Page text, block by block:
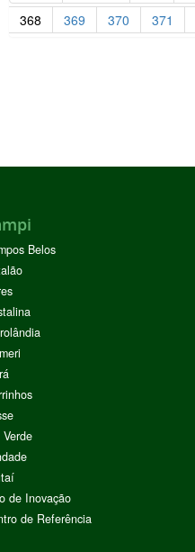
368
369 370 371
Belos
de Inovação
de Referência